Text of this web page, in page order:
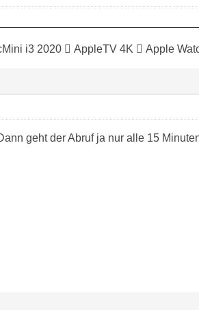
i3 2020  AppleTV 4K  Apple
geht der Abruf ja nur alle 15